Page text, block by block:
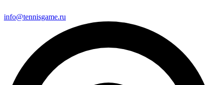
info@tennisgame.ru